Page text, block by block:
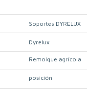
Soportes DYRELUX
Dyrelux
Remolque agrícola
posición